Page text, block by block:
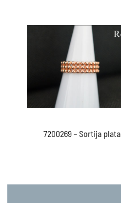
7200269 – Sortija plata